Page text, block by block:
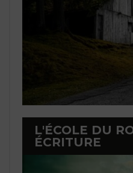
L'ÉCOLE DU
ÉCRITURE